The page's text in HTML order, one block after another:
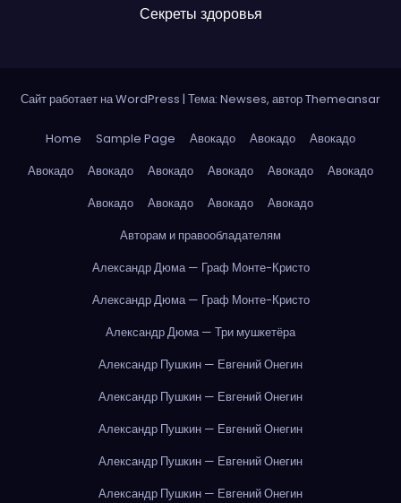
Секреты здоровья
Сайт работает на WordPress | Тема: Newses, авторThemeansar
Home Sample Page Авокадо Авокадо
Авокадо
Авокадо
Авокадо Авокадо Авокадо Авокадо
Авокадо
Авокадо
Авокадо Авокадо
Авокадо
Авторам и правообладателям
Александр Дюма — Граф Монте-Кристо
Александр Дюма — Граф Монте-Кристо
Александр Дюма — Три мушкетёра
Александр Пушкин — Евгений Онегин
Александр Пушкин — Евгений Онегин
Александр Пушкин — Евгений Онегин
Александр Пушкин — Евгений Онегин
Александр Пушкин — Евгений Онегин